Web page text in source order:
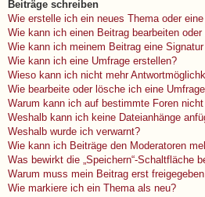
Beiträge schreiben
Wie erstelle ich ein neues Thema oder
Wie kann ich einen Beitrag bearbeiten oder
Wie kann ich meinem Beitrag eine
Wie kann ich eine Umfrage erstellen?
Wieso kann ich nicht mehr
Wie bearbeite oder lösche ich eine
Warum kann ich auf bestimmte Foren
Weshalb kann ich keine Dateianhänge
Weshalb wurde ich verwarnt?
Wie kann ich Beiträge den Moderatoren
Was bewirkt die „Speichern“-Schaltfläche
Warum muss mein Beitrag erst
Wie markiere ich ein Thema als neu?